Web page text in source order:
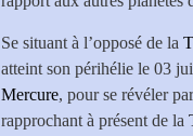
Se situant à l’opposé de la
atteint son périhélie le 03
Mercure, pour se révéler
rapprochant à présent de la